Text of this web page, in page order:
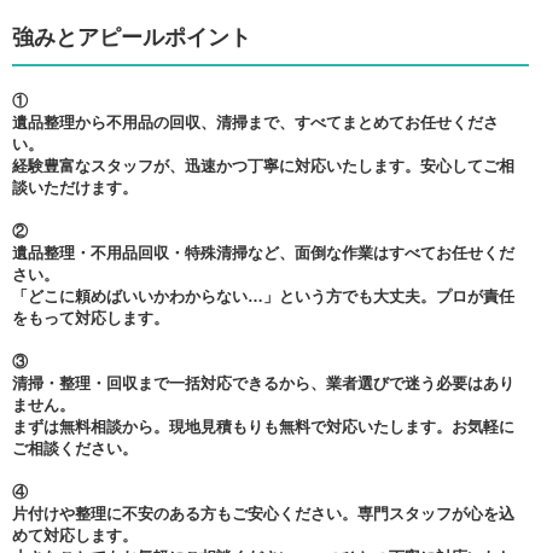
強みとアピールポイント
①
遺品整理から不用品の回収、清掃まで、すべてまとめてお任せくださ
い。
経験豊富なスタッフが、迅速かつ丁寧に対応いたします。安心してご相
談いただけます。
②
遺品整理・不用品回収・特殊清掃など、面倒な作業はすべてお任せくだ
さい。
「どこに頼めばいいかわからない…」という方でも大丈夫。プロが責任
をもって対応します。
③
清掃・整理・回収まで一括対応できるから、業者選びで迷う必要はあり
ません。
まずは無料相談から。現地見積もりも無料で対応いたします。お気軽に
ご相談ください。
④
片付けや整理に不安のある方もご安心ください。専門スタッフが心を込
めて対応します。